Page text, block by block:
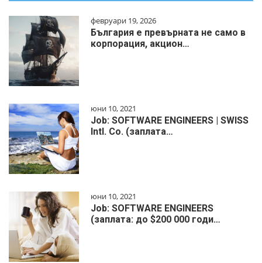
февруари 19, 2026
България е превърната не само в
корпорация, акцион…
юни 10, 2021
Job: SOFTWARE ENGINEERS | SWISS
Intl. Co. (заплата…
юни 10, 2021
Job: SOFTWARE ENGINEERS
(заплата: до $200 000 годи…